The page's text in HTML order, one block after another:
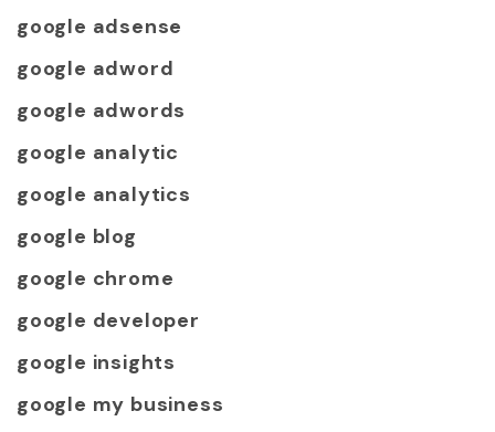
google adsense
google adword
google adwords
google analytic
google analytics
google blog
google chrome
google developer
google insights
google my business